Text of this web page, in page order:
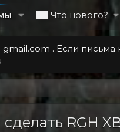
Что нового?
. Если
RGH